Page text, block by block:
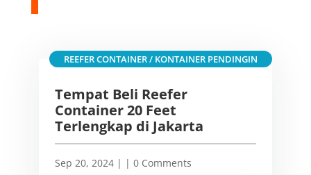
Tempat Beli Reefer
Container 20 Feet
Terlengkap di Jakarta
Sep 20, 2024|
REEFER CONTAINER / KONTAINER PENDINGIN
| 0 Comments